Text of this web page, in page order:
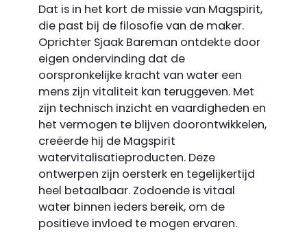
Dat is in het kort de missie van Magspirit,
die past bij de filosofie van de maker.
Oprichter Sjaak Bareman ontdekte door
eigen ondervinding dat de
oorspronkelijke kracht van water een
mens zijn vitaliteit kan teruggeven. Met
zijn technisch inzicht en vaardigheden en
het vermogen te blijven doorontwikkelen,
creëerde hij de Magspirit
watervitalisatie­producten. Deze
ontwerpen zijn oersterk en tegelijkertijd
heel betaalbaar. Zodoende is vitaal
water binnen ieders bereik, om de
positieve invloed te mogen ervaren.